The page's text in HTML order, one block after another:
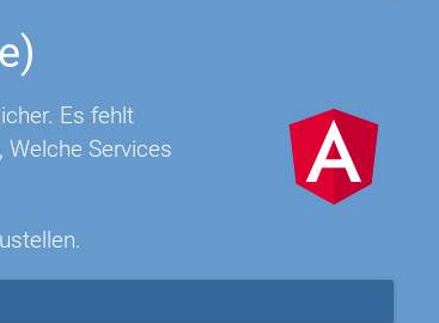
Es fehlt
Services